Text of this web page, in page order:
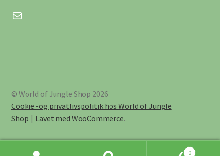
Mail
© World of Jungle Shop 2026
Cookie -og privatlivspolitik hos World of Jungle
Shop
Lavet med WooCommerce.
0